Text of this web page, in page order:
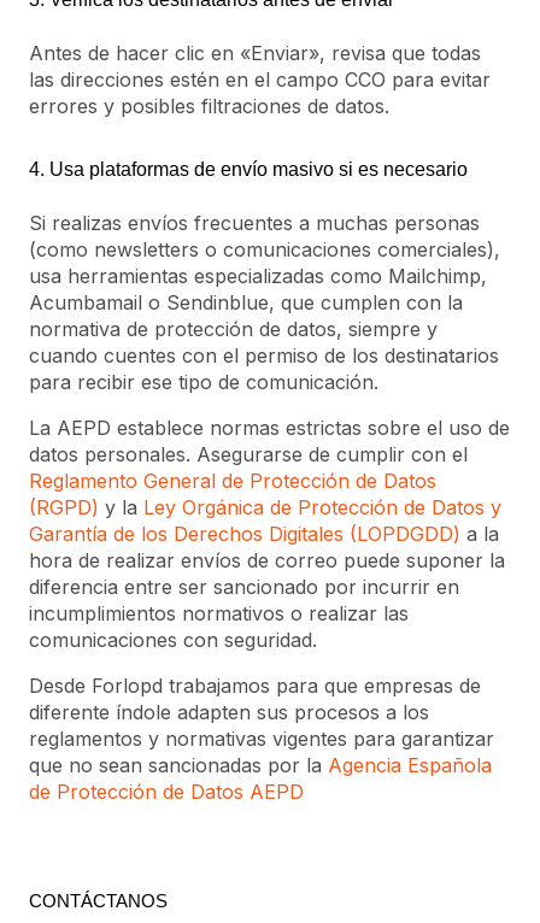
Antes de hacer clic en «Enviar», revisa que todas
las direcciones estén en el campo CCO para evitar
errores y posibles filtraciones de datos.
4. Usa plataformas de envío masivo si es necesario
Si realizas envíos frecuentes a muchas personas
(como newsletters o comunicaciones comerciales),
usa herramientas especializadas como Mailchimp,
Acumbamail o Sendinblue, que cumplen con la
normativa de protección de datos, siempre y
cuando cuentes con el permiso de los destinatarios
para recibir ese tipo de comunicación.
La AEPD establece normas estrictas sobre el uso de
datos personales. Asegurarse de cumplir con el
Reglamento General de Protección de Datos
(RGPD) y la Ley Orgánica de Protección de Datos y
Garantía de los Derechos Digitales (LOPDGDD) a la
hora de realizar envíos de correo puede suponer la
diferencia entre ser sancionado por incurrir en
incumplimientos normativos o realizar las
comunicaciones con seguridad.
Desde Forlopd trabajamos para que empresas de
diferente índole adapten sus procesos a los
reglamentos y normativas vigentes para garantizar
que no sean sancionadas por la Agencia Española
de Protección de Datos AEPD
CONTÁCTANOS